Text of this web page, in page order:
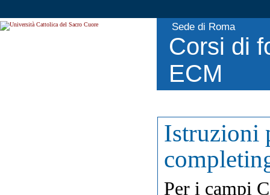
Sede di Roma
Corsi di
ECM
Istruzioni
Per i campi